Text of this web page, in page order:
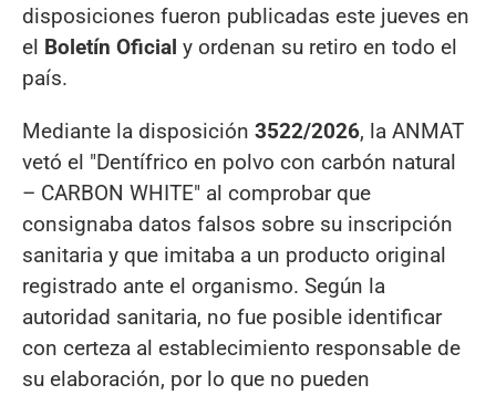
disposiciones fueron publicadas este jueves en
el Boletín Oficial y ordenan su retiro en todo el
país.
Mediante la disposición 3522/2026, la ANMAT
vetó el "Dentífrico en polvo con carbón natural
– CARBON WHITE" al comprobar que
consignaba datos falsos sobre su inscripción
sanitaria y que imitaba a un producto original
registrado ante el organismo. Según la
autoridad sanitaria, no fue posible identificar
con certeza al establecimiento responsable de
su elaboración, por lo que no pueden